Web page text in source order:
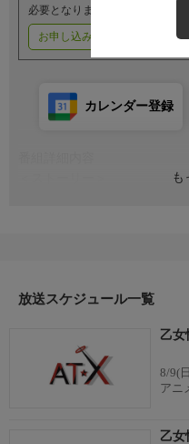
必要となります。
お申し込みはこちら ご
も
カレンダー登録
争う恋と理性――。
赤石黒絵：千賀光莉
南 新汰：梶田大嗣
放送スケジュール一覧
乙女
8/9(
アニ
乙女